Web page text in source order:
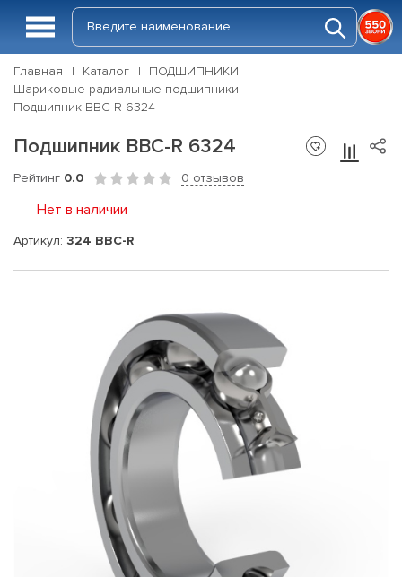
Главная Каталог
ПОДШИПНИКИ
Шариковые радиальные подшипники
Подшипник BBC-R 6324
Подшипник BBC-R 6324
Рейтинг 0.0 0 отзывов
Нет в наличии
Артикул: 324 BBC-R